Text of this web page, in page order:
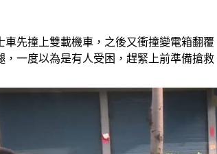
先撞上雙載機車，之後又衝撞變電箱翻
一度以為是有人受困，趕緊上前準備搶